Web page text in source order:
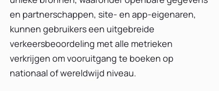
en partnerschappen, site- en app-eigenaren,
kunnen gebruikers een uitgebreide
verkeersbeoordeling met alle metrieken
verkrijgen om vooruitgang te boeken op
nationaal of wereldwijd niveau.